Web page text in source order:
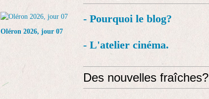
Oléron 2026, jour 07
- Pourquoi le blog?
- L'atelier cinéma.
Des nouvelles fraîches?